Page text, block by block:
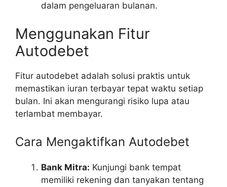
dalam pengeluaran bulanan.
Menggunakan Fitur
Autodebet
Fitur autodebet adalah solusi praktis untuk
memastikan iuran terbayar tepat waktu setiap
bulan. Ini akan mengurangi risiko lupa atau
terlambat membayar.
Cara Mengaktifkan Autodebet
Bank Mitra: Kunjungi bank tempat
memiliki rekening dan tanyakan tentang